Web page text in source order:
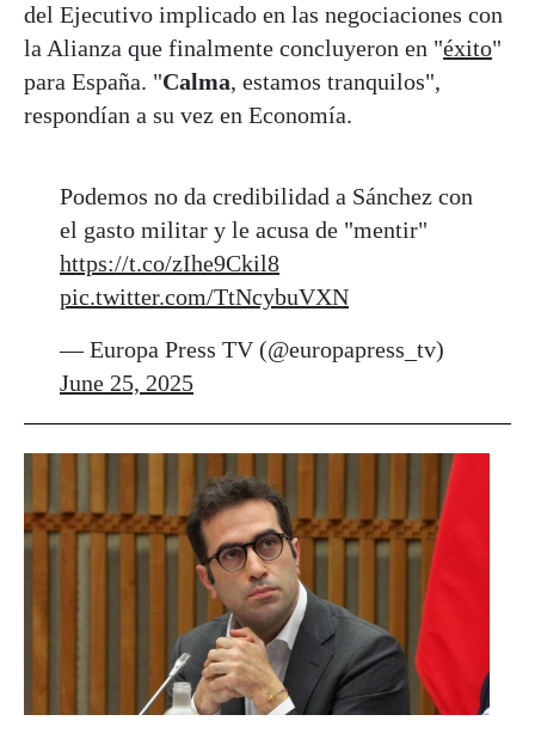
del Ejecutivo implicado en las negociaciones con
la Alianza que finalmente concluyeron en "éxito"
para España. "Calma, estamos tranquilos",
respondían a su vez en Economía.
Podemos no da credibilidad a Sánchez con
el gasto militar y le acusa de "mentir"
https://t.co/zIhe9Ckil8
pic.twitter.com/TtNcybuVXN
— Europa Press TV (@europapress_tv)
June 25, 2025